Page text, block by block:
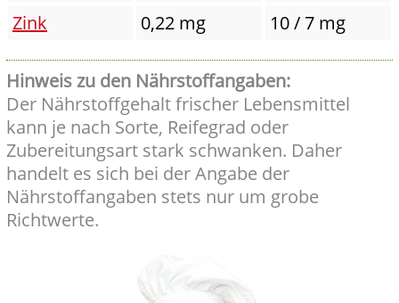
Zink
0,22 mg 10 / 7 mg
Hinweis zu den Nährstoffangaben:
Der Nährstoffgehalt frischer Lebensmittel
kann je nach Sorte, Reifegrad oder
Zubereitungsart stark schwanken. Daher
handelt es sich bei der Angabe der
Nährstoffangaben stets nur um grobe
Richtwerte.